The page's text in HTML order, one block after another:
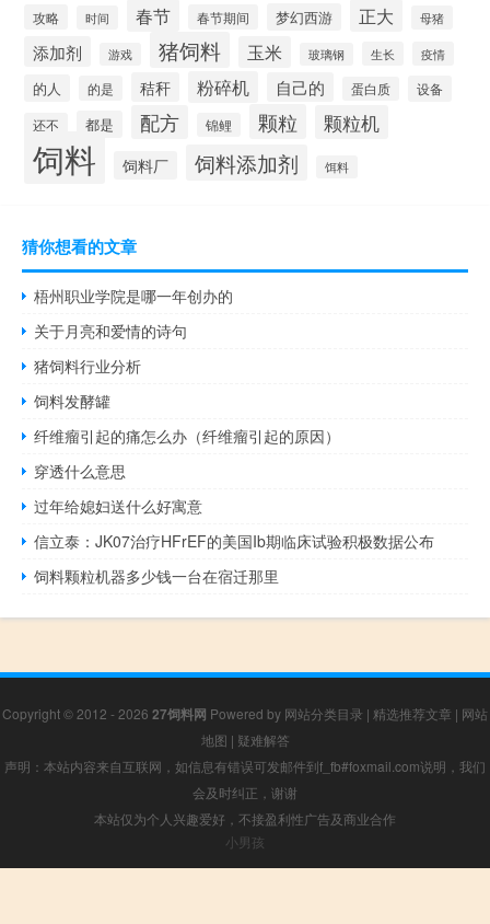
攻略 时间 春节 春节期间 梦幻西游 正大 母猪
添加剂 游戏 猪饲料 玉米 玻璃钢 生长 疫情
的人 的是 秸秆 粉碎机 自己的 蛋白质 设备
还不 都是 配方 锦鲤 颗粒 颗粒机
饲料 饲料厂 饲料添加剂 饵料
猜你想看的文章
梧州职业学院是哪一年创办的
关于月亮和爱情的诗句
猪饲料行业分析
饲料发酵罐
纤维瘤引起的痛怎么办（纤维瘤引起的原因）
穿透什么意思
过年给媳妇送什么好寓意
信立泰：JK07治疗HFrEF的美国Ib期临床试验积极数据公布
饲料颗粒机器多少钱一台在宿迁那里
Copyright © 2012 - 2026 27饲料网 Powered by 网站分类目录 | 精选推荐文章 | 网站
地图 | 疑难解答
声明：本站内容来自互联网，如信息有错误可发邮件到f_fb#foxmail.com说明，我们
会及时纠正，谢谢
本站仅为个人兴趣爱好，不接盈利性广告及商业合作
小男孩